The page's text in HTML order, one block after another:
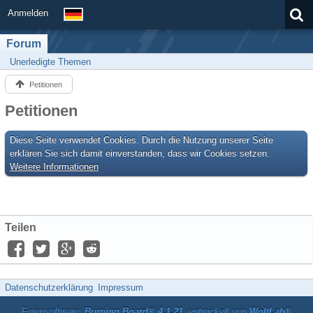
Anmelden
Forum
Unerledigte Themen
Petitionen
Petitionen
Diese Seite verwendet Cookies. Durch die Nutzung unserer Seite
erklären Sie sich damit einverstanden, dass wir Cookies setzen.
Weitere Informationen
Teilen
Datenschutzerklärung Impressum